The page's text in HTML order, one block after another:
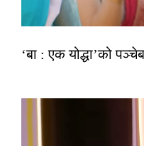
‘बा : एक योद्धा’को